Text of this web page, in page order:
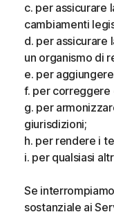
c. per assicurare
cambiamenti
d. per assicurare
un organismo di
e. per
f. per correggere
g. per
giurisdizioni;
h. per rendere i
i. per qualsiasi
Se
sostanziale ai